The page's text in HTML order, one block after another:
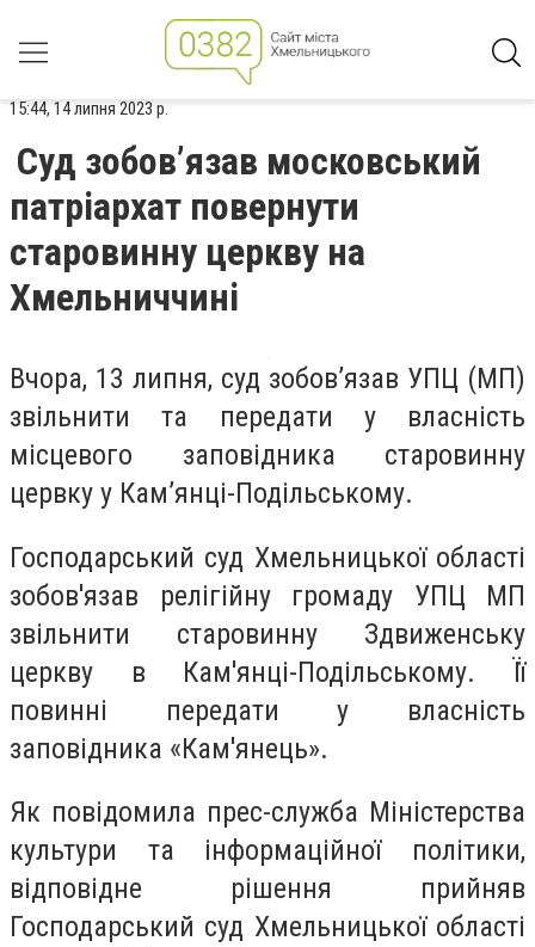
15:44, 14 липня 2023 р.
Суд зобов’язав московський
патріархат повернути
старовинну церкву на
Хмельниччині
Вчора, 13 липня, суд зобов’язав УПЦ (МП)
звільнити та передати у власність
місцевого заповідника старовинну
цервку у Кам’янці-Подільському.
Господарський суд Хмельницької області
зобов'язав релігійну громаду УПЦ МП
звільнити старовинну Здвиженську
церкву в Кам'янці-Подільському. Її
повинні передати у власність
заповідника «Кам'янець».
Як повідомила прес-служба Міністерства
культури та інформаційної політики,
відповідне рішення прийняв
Господарський суд Хмельницької області